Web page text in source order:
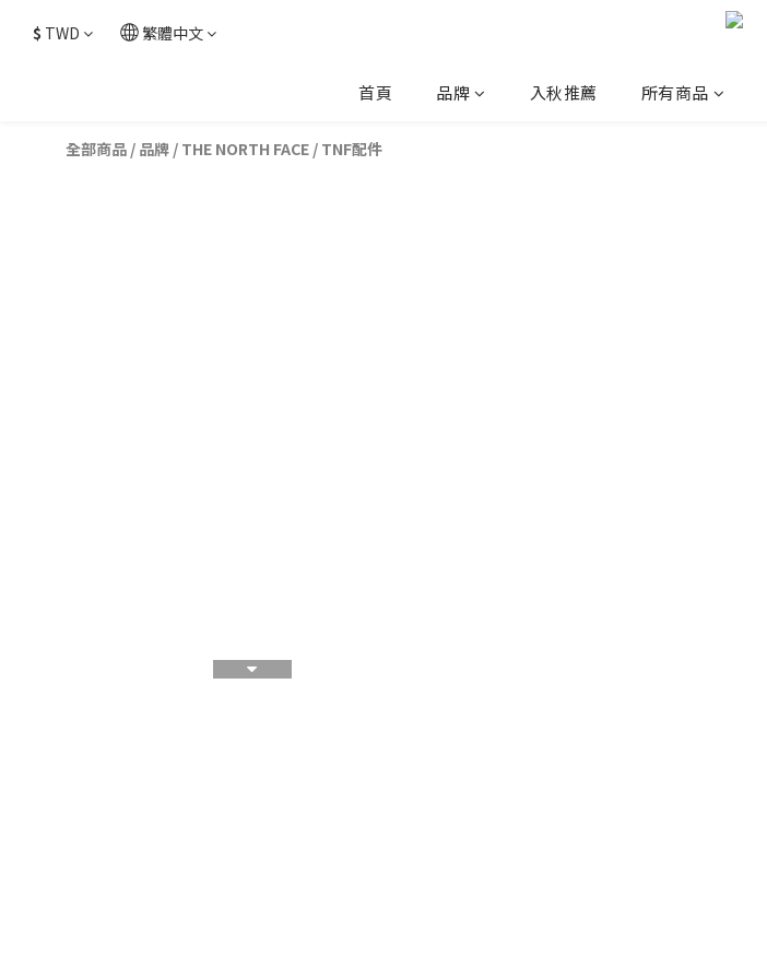
$ TWD 繁體中文
首頁 品牌 入秋推薦 所有商品
全部商品 / 品牌 / THE NORTH FACE / TNF配件